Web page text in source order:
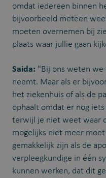
omdat iedereen binnen
bijvoorbeeld meteen
moeten overnemen bij
plaats waar jullie gaan
Saida: "Bij ons weten
neemt. Maar als er
het ziekenhuis of als de
ophaalt omdat er nog
terwijl je niet weet waar
mogelijks niet meer
gemakkelijk zijn als de
verpleegkundige in één
kunnen werken, dat dit